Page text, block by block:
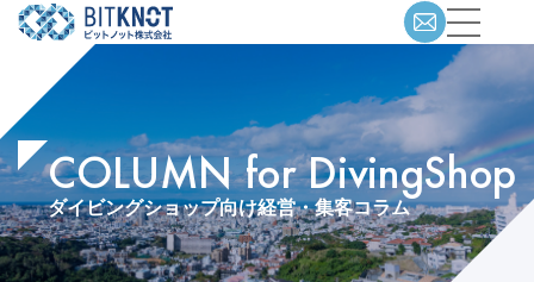
COLUMN for DivingShop
ダイビングショップ向け経営・集客コラム